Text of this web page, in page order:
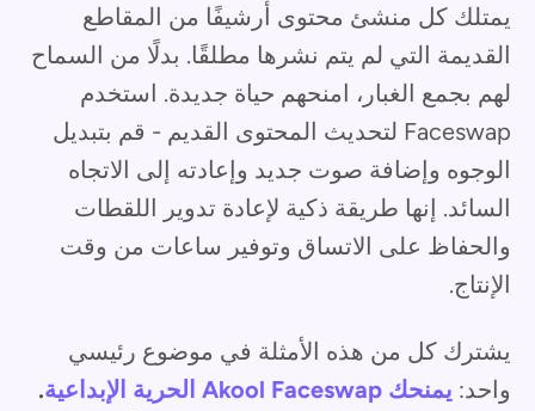
يمتلك كل منشئ محتوى أرشيفًا من المقاطع
القديمة التي لم يتم نشرها مطلقًا. بدلًا من السماح
لهم بجمع الغبار، امنحهم حياة جديدة. استخدم
Faceswap لتحديث المحتوى القديم - قم بتبديل
الوجوه وإضافة صوت جديد وإعادته إلى الاتجاه
السائد. إنها طريقة ذكية لإعادة تدوير اللقطات
والحفاظ على الاتساق وتوفير ساعات من وقت
الإنتاج.
يشترك كل من هذه الأمثلة في موضوع رئيسي
واحد: يمنحك Akool Faceswap الحرية الإبداعية
.